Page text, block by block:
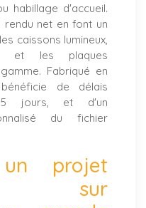
habillage d'accueil.
net en font un
caissons lumineux,
et les plaques
Fabriqué en
de délais
jours, et d'un
du fichier
projet
sur